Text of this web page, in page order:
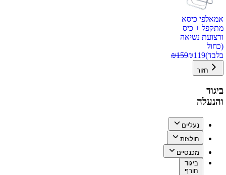
אמאלפי כיסא
מתקפל + כיס
ורצועת נשיאה
(כחול
בלבד)
₪119
₪159
חזור
ביגוד
והנעלה
נעליים
חולצות
מכנסיים
ביגוד
חורף